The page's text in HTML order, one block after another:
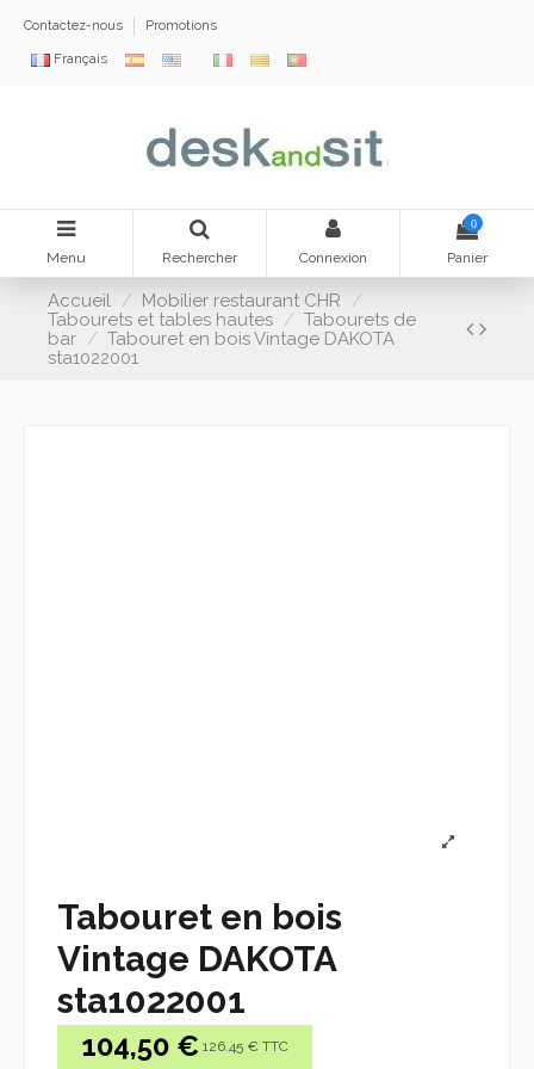
Contactez-nous Promotions
Français
Menu Rechercher Connexion
0
Panier
Accueil
Mobilier restaurant CHR
Tabourets et tables hautes
Tabourets de
bar
Tabouret en bois Vintage DAKOTA
sta1022001
Tabouret en bois
Vintage DAKOTA
sta1022001
104,50 € 126.45 € TTC